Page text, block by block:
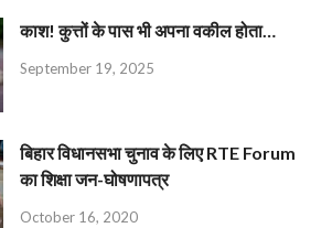
काश! कुत्तों के पास भी अपना वकील होता…
September 19, 2025
बिहार विधानसभा चुनाव के लिए RTE Forum
का शिक्षा जन-घोषणापत्र
October 16, 2020